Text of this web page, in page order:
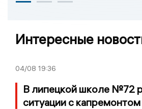
Интересные
04/08 19:36
В липецкой школе №72
ситуации с капремонтом